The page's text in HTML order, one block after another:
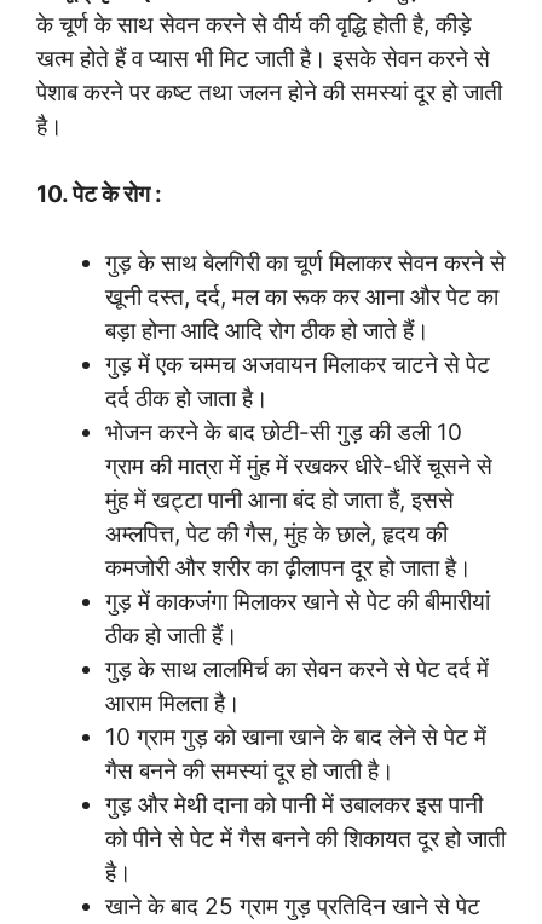
के चूर्ण के साथ सेवन करने से वीर्य की वृद्धि होती है, कीड़े
खत्म होते हैं व प्यास भी मिट जाती है। इसके सेवन करने से
पेशाब करने पर कष्ट तथा जलन होने की समस्यां दूर हो जाती
है।
10. पेट के रोग :
गुड़ के साथ बेलगिरी का चूर्ण मिलाकर सेवन करने से
खूनी दस्त, दर्द, मल का रूक कर आना और पेट का
बड़ा होना आदि आदि रोग ठीक हो जाते हैं।
गुड़ में एक चम्मच अजवायन मिलाकर चाटने से पेट
दर्द ठीक हो जाता है।
भोजन करने के बाद छोटी-सी गुड़ की डली 10
ग्राम की मात्रा में मुंह में रखकर धीरे-धीरें चूसने से
मुंह में खट्टा पानी आना बंद हो जाता हैं, इससे
अम्लपित्त, पेट की गैस, मुंह के छाले, हृदय की
कमजोरी और शरीर का ढ़ीलापन दूर हो जाता है।
गुड़ में काकजंगा मिलाकर खाने से पेट की बीमारीयां
ठीक हो जाती हैं।
गुड़ के साथ लालमिर्च का सेवन करने से पेट दर्द में
आराम मिलता है।
10 ग्राम गुड़ को खाना खाने के बाद लेने से पेट में
गैस बनने की समस्यां दूर हो जाती है।
गुड़ और मेथी दाना को पानी में उबालकर इस पानी
को पीने से पेट में गैस बनने की शिकायत दूर हो जाती
है।
खाने के बाद 25 ग्राम गुड़ प्रतिदिन खाने से पेट